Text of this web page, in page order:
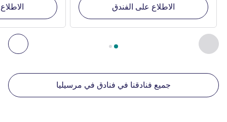
السابق - منشآتنا الأخرى القريبة
الصفحة
الاطلاع على الفندق
جميع فنادقنا في فنادق في مرسيليا